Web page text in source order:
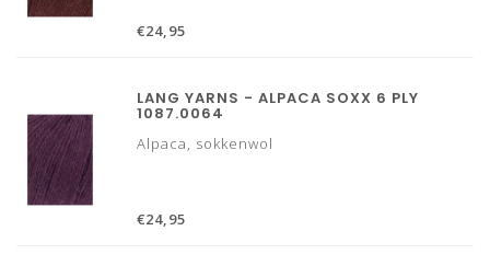
€24,95
LANG YARNS - ALPACA SOXX 6 PLY
1087.0064
Alpaca, sokkenwol
€24,95